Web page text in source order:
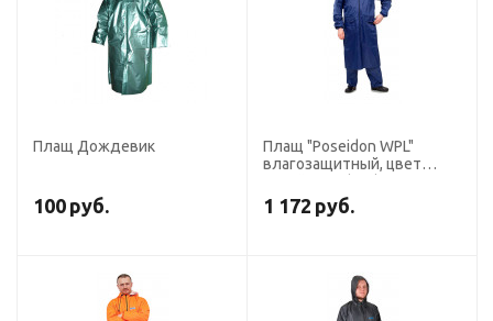
Плащ Дождевик
100 руб.
Плащ "Poseidon WPL"
влагозащитный, цвет
1 172 руб.